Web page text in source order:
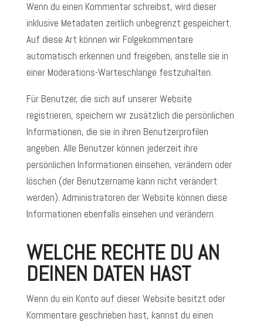
Wenn du einen Kommentar schreibst, wird dieser
inklusive Metadaten zeitlich unbegrenzt gespeichert.
Auf diese Art können wir Folgekommentare
automatisch erkennen und freigeben, anstelle sie in
einer Moderations-Warteschlange festzuhalten.
Für Benutzer, die sich auf unserer Website
registrieren, speichern wir zusätzlich die persönlichen
Informationen, die sie in ihren Benutzerprofilen
angeben. Alle Benutzer können jederzeit ihre
persönlichen Informationen einsehen, verändern oder
löschen (der Benutzername kann nicht verändert
werden). Administratoren der Website können diese
Informationen ebenfalls einsehen und verändern.
WELCHE RECHTE DU AN
DEINEN DATEN HAST
Wenn du ein Konto auf dieser Website besitzt oder
Kommentare geschrieben hast, kannst du einen